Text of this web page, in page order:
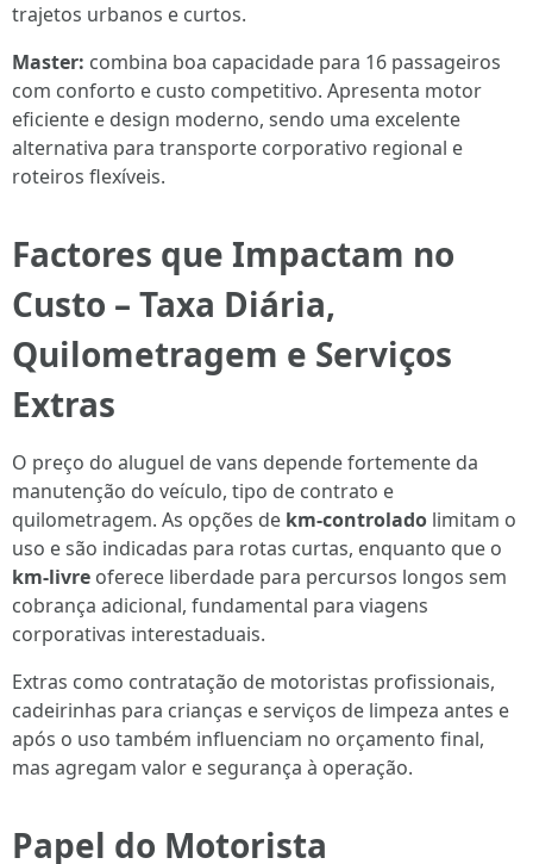
trajetos urbanos e curtos.
Master: combina boa capacidade para 16 passageiros
com conforto e custo competitivo. Apresenta motor
eficiente e design moderno, sendo uma excelente
alternativa para transporte corporativo regional e
roteiros flexíveis.
Factores que Impactam no
Custo – Taxa Diária,
Quilometragem e Serviços
Extras
O preço do aluguel de vans depende fortemente da
manutenção do veículo, tipo de contrato e
quilometragem. As opções de km-controlado limitam o
uso e são indicadas para rotas curtas, enquanto que o
km-livre oferece liberdade para percursos longos sem
cobrança adicional, fundamental para viagens
corporativas interestaduais.
Extras como contratação de motoristas profissionais,
cadeirinhas para crianças e serviços de limpeza antes e
após o uso também influenciam no orçamento final,
mas agregam valor e segurança à operação.
Papel do Motorista